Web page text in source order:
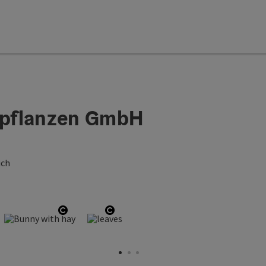
GmbH
copyright Open copyrightOpen copyright